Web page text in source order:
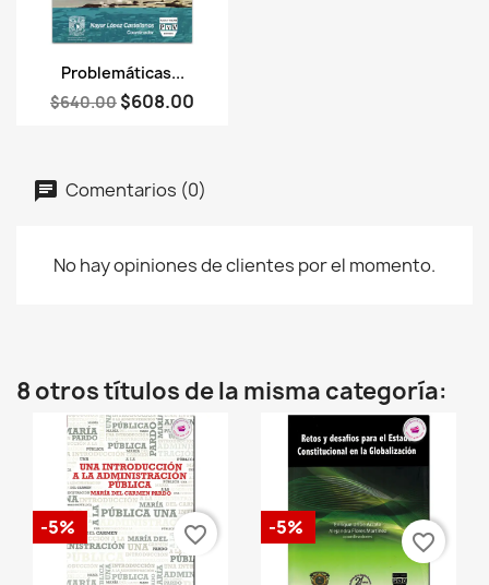
Vista rápida
Problemáticas...
$640.00 $608.00
Comentarios (0)
No hay opiniones de clientes por el momento.
8 otros títulos de la misma categoría:
-5% favorite_border -5%
favorite_border